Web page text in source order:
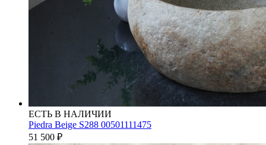
ЕСТЬ В НАЛИЧИИ
Piedra Beige S288 00501111475
51 500 ₽